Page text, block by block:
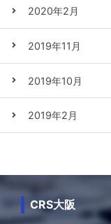
2020年2月
2019年11月
2019年10月
2019年2月
CRS大阪